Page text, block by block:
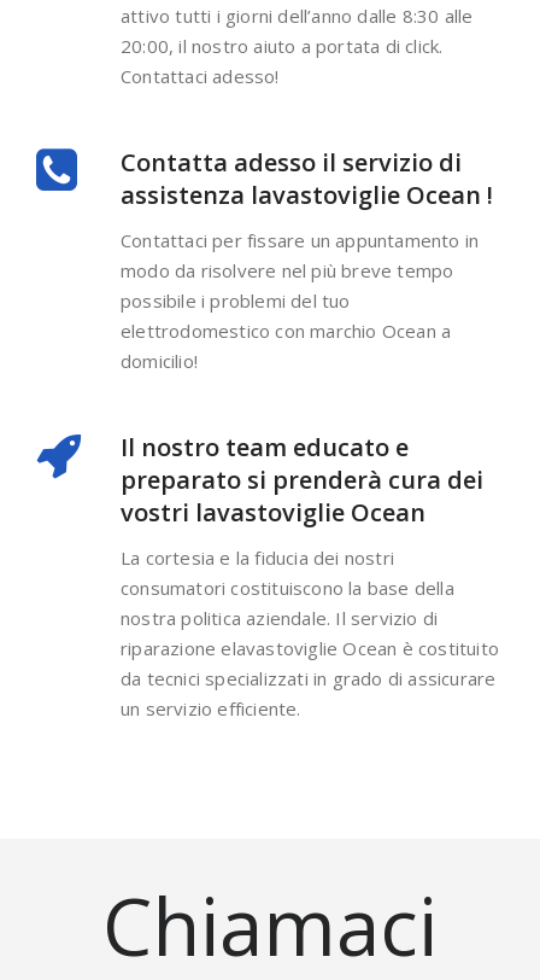
attivo tutti i giorni dell’anno dalle 8:30 alle
20:00, il nostro aiuto a portata di click.
Contattaci adesso!
Contatta adesso il servizio di
assistenza lavastoviglie Ocean !
Contattaci per fissare un appuntamento in
modo da risolvere nel più breve tempo
possibile i problemi del tuo
elettrodomestico con marchio Ocean a
domicilio!
Il nostro team educato e
preparato si prenderà cura dei
vostri lavastoviglie Ocean
La cortesia e la fiducia dei nostri
consumatori costituiscono la base della
nostra politica aziendale. Il servizio di
riparazione elavastoviglie Ocean è costituito
da tecnici specializzati in grado di assicurare
un servizio efficiente.
Chiamaci